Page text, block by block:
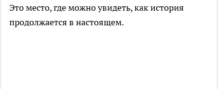
Это место, где можно увидеть, как история
продолжается в настоящем.